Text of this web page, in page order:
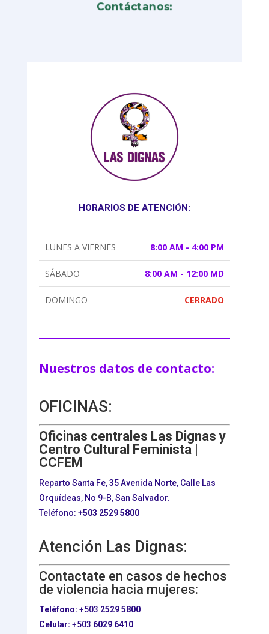
Contáctanos:
HORARIOS DE ATENCIÓN:
LUNES A VIERNES 8:00 AM - 4:00 PM
SÁBADO 8:00 AM - 12:00 MD
DOMINGO CERRADO
Nuestros datos de contacto:
OFICINAS:
Oficinas centrales Las Dignas y
Centro Cultural Feminista |
CCFEM
Reparto Santa Fe, 35 Avenida Norte, Calle Las
Orquídeas, No 9-B, San Salvador.
Teléfono: +503 2529 5800
Atención Las Dignas:
Contactate en casos de hechos
de violencia hacia mujeres:
Teléfono: +503 2529 5800
Celular: +503 6029 6410